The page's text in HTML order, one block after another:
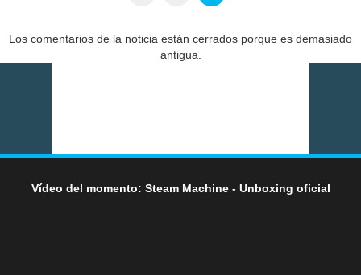
Los comentarios de la noticia están cerrados porque es demasiado
antigua.
Vídeo del momento: Steam Machine - Unboxing oficial